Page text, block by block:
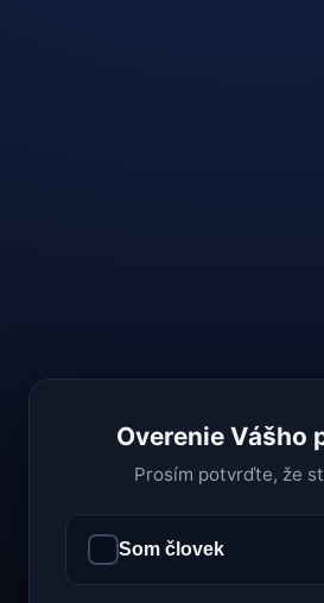
Overenie Vášho
Prosím potvrďte, že
Som človek